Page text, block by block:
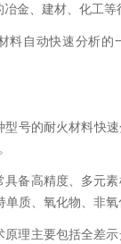
金、建材、化工等
自动快速分析的
号的耐火材料快速
备高精度、多元素
质、氧化物、非氧
主要包括全差示